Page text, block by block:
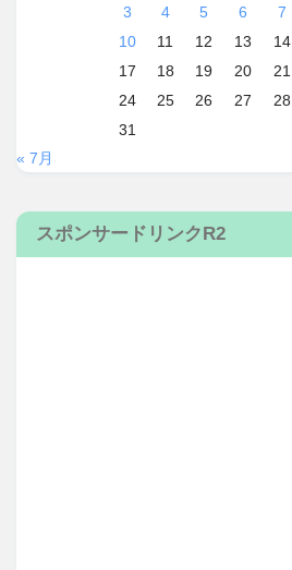
3
4 5 6 7
10
11 12 13 14
17
18 19 20 21
24
25 26 27 28
31
« 7月
スポンサードリンクR2